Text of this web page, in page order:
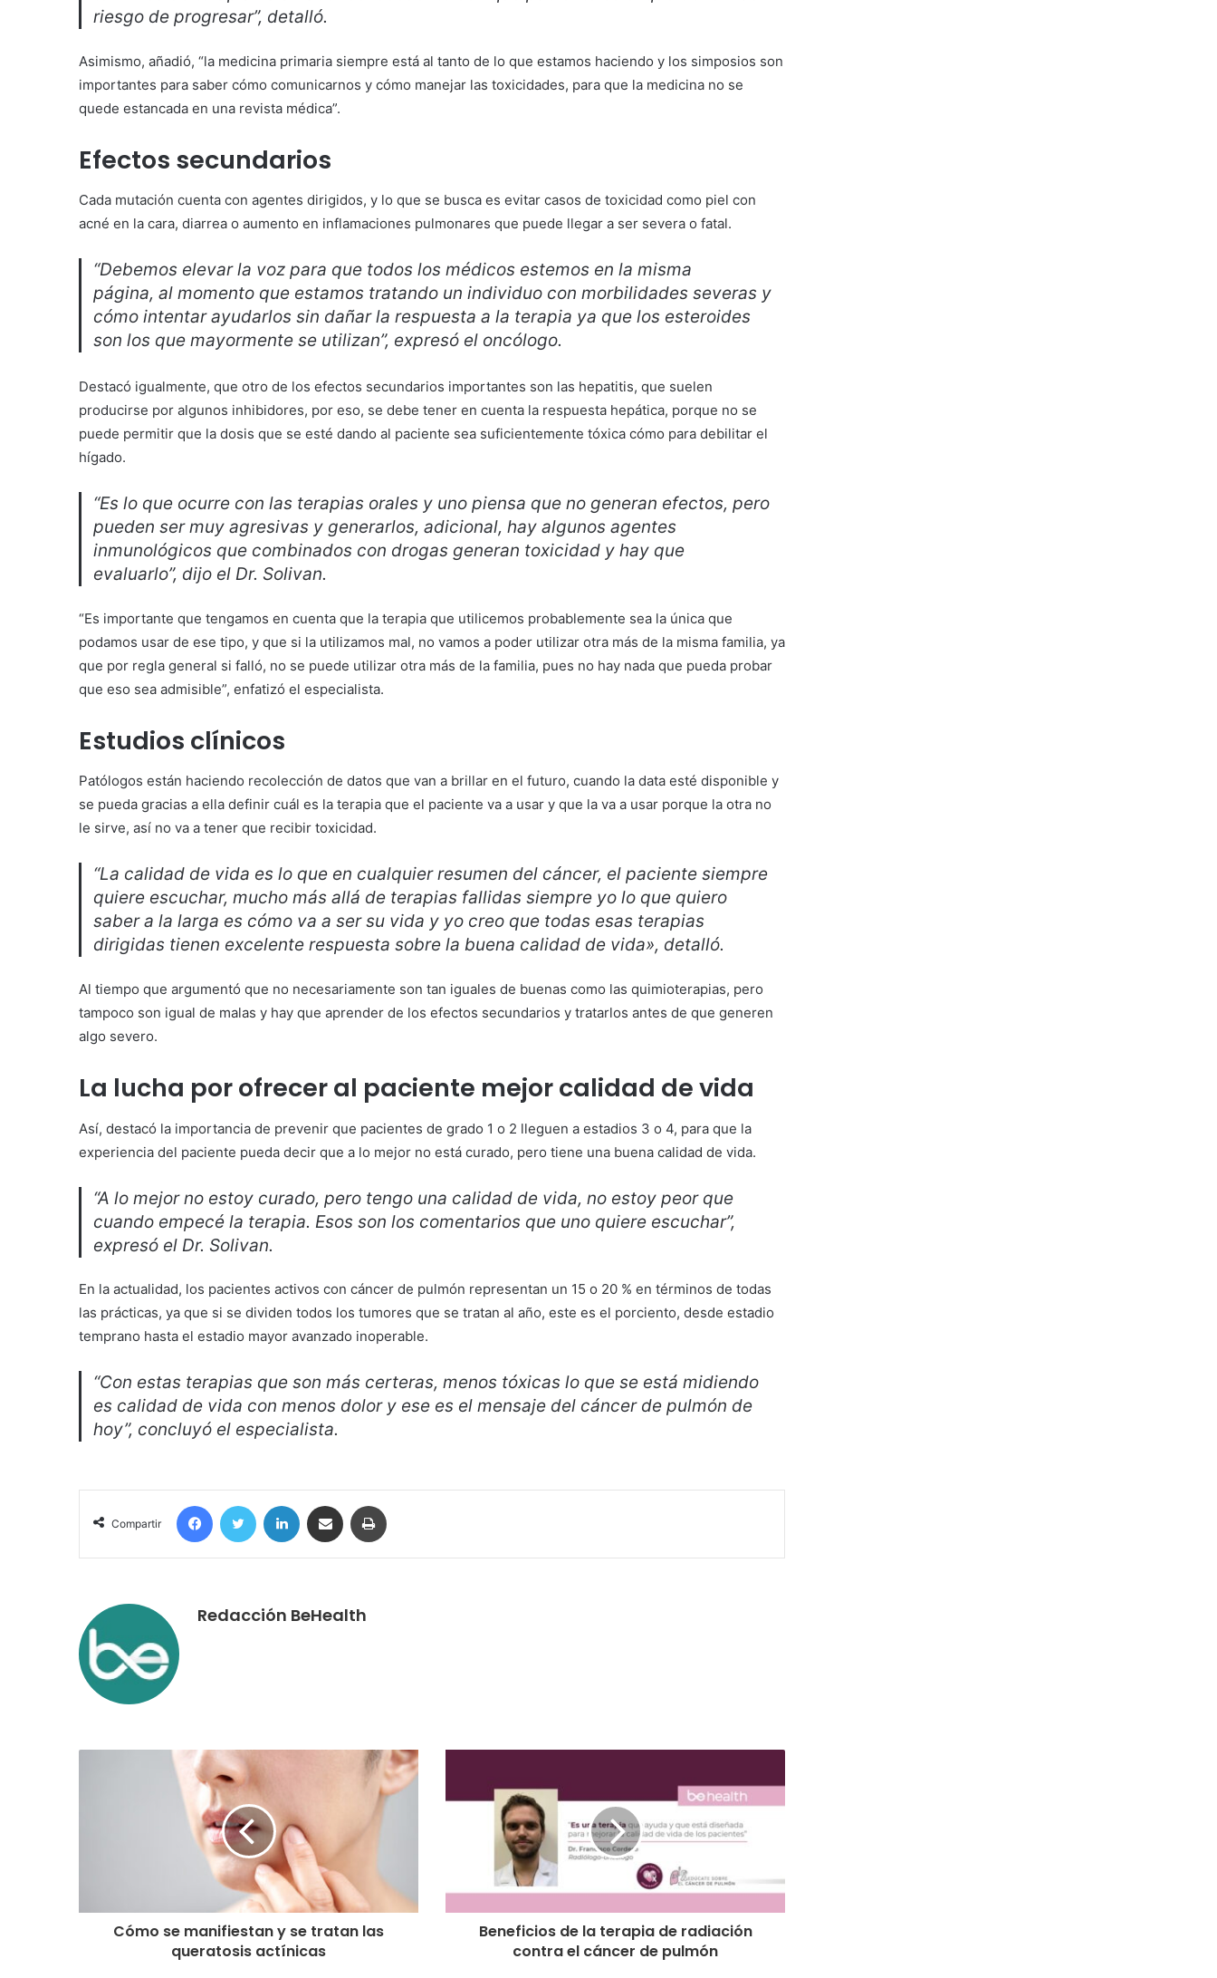
riesgo de progresar”, detalló.
Asimismo, añadió, “la medicina primaria siempre está al tanto de lo que estamos haciendo y los simposios son
importantes para saber cómo comunicarnos y cómo manejar las toxicidades, para que la medicina no se
quede estancada en una revista médica”.
Efectos secundarios
Cada mutación cuenta con agentes dirigidos, y lo que se busca es evitar casos de toxicidad como piel con
acné en la cara, diarrea o aumento en inflamaciones pulmonares que puede llegar a ser severa o fatal.
“Debemos elevar la voz para que todos los médicos estemos en la misma
página, al momento que estamos tratando un individuo con morbilidades severas y
cómo intentar ayudarlos sin dañar la respuesta a la terapia ya que los esteroides
son los que mayormente se utilizan”, expresó el oncólogo.
Destacó igualmente, que otro de los efectos secundarios importantes son las hepatitis, que suelen
producirse por algunos inhibidores, por eso, se debe tener en cuenta la respuesta hepática, porque no se
puede permitir que la dosis que se esté dando al paciente sea suficientemente tóxica cómo para debilitar el
hígado.
“Es lo que ocurre con las terapias orales y uno piensa que no generan efectos, pero
pueden ser muy agresivas y generarlos, adicional, hay algunos agentes
inmunológicos que combinados con drogas generan toxicidad y hay que
evaluarlo”, dijo el Dr. Solivan.
“Es importante que tengamos en cuenta que la terapia que utilicemos probablemente sea la única que
podamos usar de ese tipo, y que si la utilizamos mal, no vamos a poder utilizar otra más de la misma familia, ya
que por regla general si falló, no se puede utilizar otra más de la familia, pues no hay nada que pueda probar
que eso sea admisible”, enfatizó el especialista.
Estudios clínicos
Patólogos están haciendo recolección de datos que van a brillar en el futuro, cuando la data esté disponible y
se pueda gracias a ella definir cuál es la terapia que el paciente va a usar y que la va a usar porque la otra no
le sirve, así no va a tener que recibir toxicidad.
“La calidad de vida es lo que en cualquier resumen del cáncer, el paciente siempre
quiere escuchar, mucho más allá de terapias fallidas siempre yo lo que quiero
saber a la larga es cómo va a ser su vida y yo creo que todas esas terapias
dirigidas tienen excelente respuesta sobre la buena calidad de vida», detalló.
Al tiempo que argumentó que no necesariamente son tan iguales de buenas como las quimioterapias, pero
tampoco son igual de malas y hay que aprender de los efectos secundarios y tratarlos antes de que generen
algo severo.
La lucha por ofrecer al paciente mejor calidad de vida
Así, destacó la importancia de prevenir que pacientes de grado 1 o 2 lleguen a estadios 3 o 4, para que la
experiencia del paciente pueda decir que a lo mejor no está curado, pero tiene una buena calidad de vida.
“A lo mejor no estoy curado, pero tengo una calidad de vida, no estoy peor que
cuando empecé la terapia. Esos son los comentarios que uno quiere escuchar”,
expresó el Dr. Solivan.
En la actualidad, los pacientes activos con cáncer de pulmón representan un 15 o 20 % en términos de todas
las prácticas, ya que si se dividen todos los tumores que se tratan al año, este es el porciento, desde estadio
temprano hasta el estadio mayor avanzado inoperable.
“Con estas terapias que son más certeras, menos tóxicas lo que se está midiendo
es calidad de vida con menos dolor y ese es el mensaje del cáncer de pulmón de
hoy”, concluyó el especialista.
Compartir
FacebookTwitter LinkedIn Compartir por correo electrónico
Redacción BeHealth
Cómo se manifiestan y se tratan las
queratosis actínicas
Beneficios de la terapia de radiación
contra el cáncer de pulmón